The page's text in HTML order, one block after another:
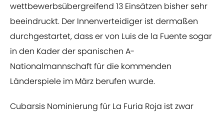
wettbewerbsübergreifend 13 Einsätzen bisher sehr
beeindruckt. Der Innenverteidiger ist dermaßen
durchgestartet, dass er von Luis de la Fuente sogar
in den Kader der spanischen A-
Nationalmannschaft für die kommenden
Länderspiele im März berufen wurde.
Cubarsis Nominierung für La Furia Roja ist zwar